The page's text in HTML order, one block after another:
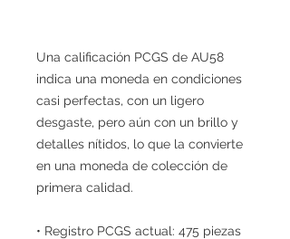
Una calificación PCGS de AU58
indica una moneda en condiciones
casi perfectas, con un ligero
desgaste, pero aún con un brillo y
detalles nítidos, lo que la convierte
en una moneda de colección de
primera calidad.
• Registro PCGS actual: 475 piezas